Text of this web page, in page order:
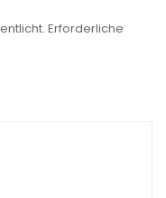
Erforderliche